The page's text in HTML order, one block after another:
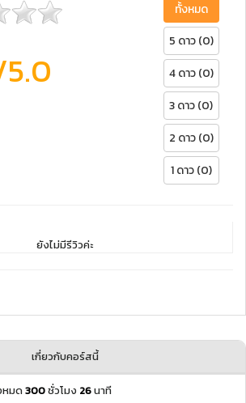
ทั้งหมด
5 ดาว (0)
4 ดาว (0)
3 ดาว (0)
2 ดาว (0)
1 ดาว (0)
ยังไม่มีรีวิวค่ะ
เกี่ยวกับคอร์สนี้
หมด300ชั่วโมง 26นาที